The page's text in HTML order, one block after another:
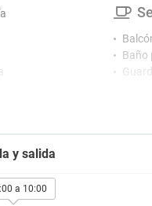
Baño
Sala
y salida
a 10:00